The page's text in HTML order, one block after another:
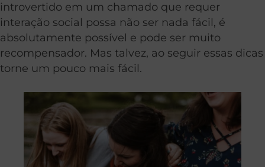
introvertido em um chamado que requer
interação social possa não ser nada fácil, é
absolutamente possível e pode ser muito
recompensador. Mas talvez, ao seguir essas dicas
torne um pouco mais fácil.